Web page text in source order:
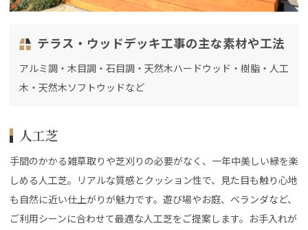
テラス・ウッドデッキ工事の主な素材や工法
アルミ調・木目調・石目調・天然木ハードウッド・樹脂・人工
木・天然木ソフトウッドなど
人工芝
手間のかかる雑草取りや芝刈りの必要がなく、一年中美しい緑を楽
しめる人工芝。リアルな質感とクッション性で、見た目も触り心地
も自然に近い仕上がりが魅力です。遊び場やお庭、ベランダなど、
ご利用シーンに合わせて最適な人工芝をご提案します。お手入れが